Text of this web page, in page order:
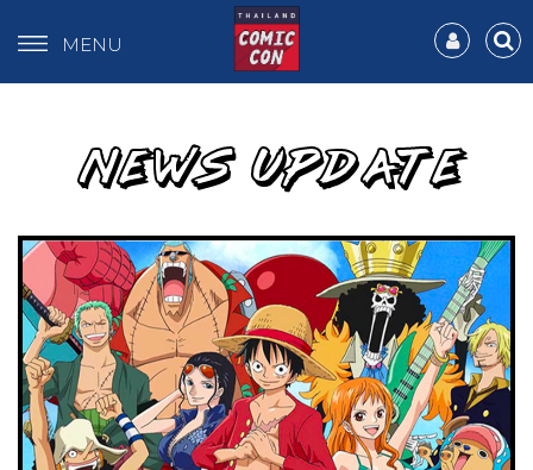
MENU
NEWS UPDATE